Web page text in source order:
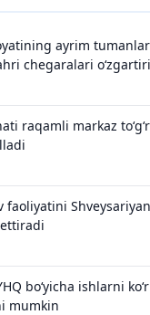
ayrim
chegaralari
raqamli markaz
faoliyatini
bo‘yicha ishlarni
mumkin